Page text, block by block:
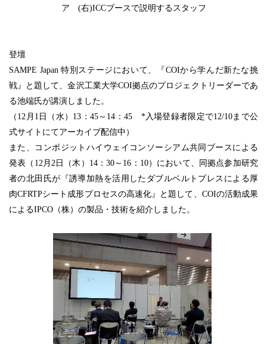
ア (右)ICCブースで説明するスタッフ
登壇
SAMPE Japan 特別ステージにおいて、『COIから学んだ新たな挑
戦』と題して、金沢工業大学COI拠点のプロジェクトリーダーであ
る池端氏が講演しました。
（12月1日（水）13：45～14：45 *入場登録者限定で12/10まで公
式サイトにてアーカイブ配信中）
また、コンポジットハイウェイコンソーシアム共同ブースによる
発表（12月2日（木）14：30～16：10）において、同拠点参加研究
者の北田氏が『誘導加熱を活用したダブルベルトプレスによる厚
肉CFRTPシート成形プロセスの高速化』と題して、COIの活動成果
によるIPCO（株）の製品・技術を紹介しました。